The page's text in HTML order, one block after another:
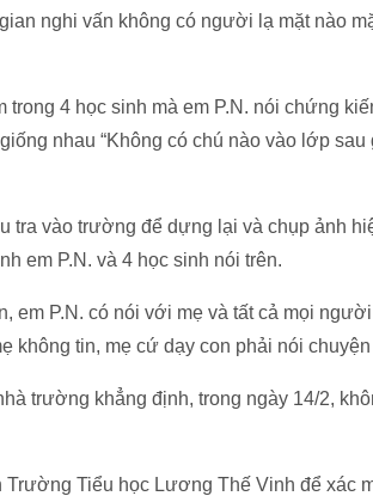
nghi vấn không có người lạ mặt nào
trong 4 học sinh mà em P.N. nói chứng
nhau “Không có chú nào vào lớp sau
tra vào trường để dựng lại và chụp ảnh
em P.N. và 4 học sinh nói trên.
em P.N. có nói với mẹ và tất cả mọi
không tin, mẹ cứ dạy con phải nói
trường khẳng định, trong ngày 14/2,
Trường Tiểu học ​Lương Thế Vinh để xác